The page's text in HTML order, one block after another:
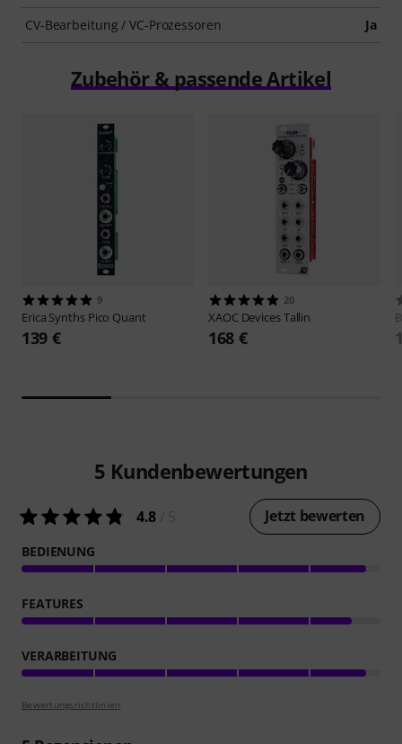
CV-Bearbeitung / VC-Prozessoren Ja
Zubehör & passende Artikel
9
Erica Synths Pico Quant
139 €
20
XAOC DevicesTallin
168 €
5 Kundenbewertungen
4.8 Jetzt bewerten
BEDIENUNG
FEATURES
VERARBEITUNG
Bewertungsrichtlinien